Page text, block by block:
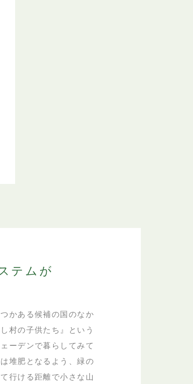
テムが
かある候補の国のなか
村の子供たち』という
ーデンで暮らしてみて
堆肥となるよう、緑の
行ける距離で小さな山